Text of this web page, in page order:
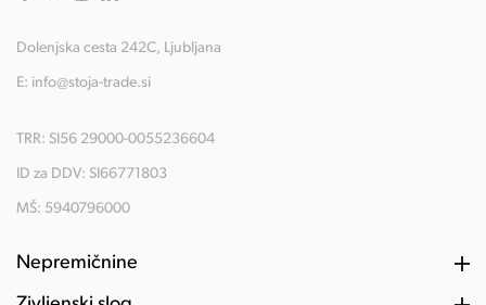
Dolenjska cesta 242C, Ljubljana
E: info@stoja-trade.si
TRR: SI56 29000-0055236604
ID za DDV: SI66771803
MŠ: 5940796000
Nepremičnine